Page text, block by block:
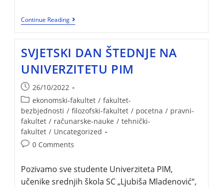
Continue Reading
SVJETSKI DAN ŠTEDNJE NA
UNIVERZITETU PIM
26/10/2022
ekonomski-fakultet / fakultet-
bezbjednosti / filozofski-fakultet / pocetna / pravni-
fakultet / računarske-nauke / tehnički-
fakultet / Uncategorized
0 Comments
Pozivamo sve studente Univerziteta PIM,
učenike srednjih škola SC „Ljubiša Mladenović“,